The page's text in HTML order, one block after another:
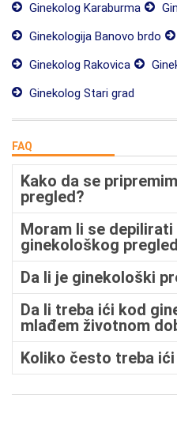
Ginekolog Karaburma
Ginekologija Banovo brdo
Ginekolog Rakovica
Ginekolog Stari grad
FAQ
Kako da se
pregled?
Moram li se depilirati
ginekološkog
Da li je ginekološki
Da li treba ići kod
mlađem životnom
Koliko često treba